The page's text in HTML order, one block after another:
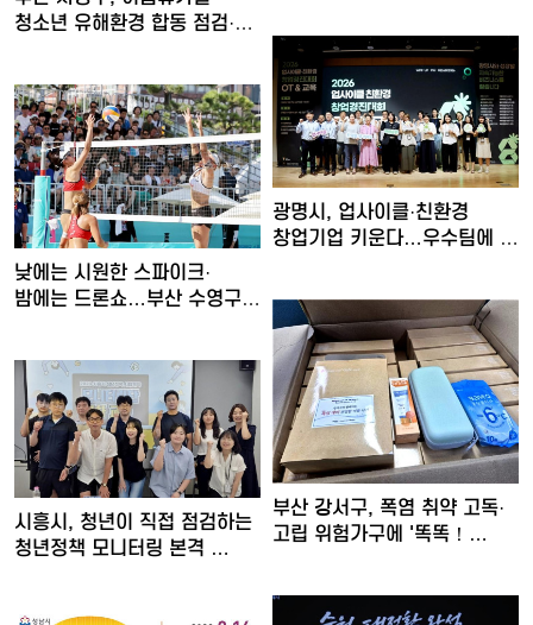
청소년 유해환경 합동 점검·
광명시, 업사이클·친환경
창업기업 키운다…우수팀에 총
낮에는 시원한 스파이크·
밤에는 드론쇼…부산 수영구,
부산 강서구, 폭염 취약 고독·
고립 위험가구에 '똑똑！…
시흥시, 청년이 직접 점검하는
청년정책 모니터링 본격 …